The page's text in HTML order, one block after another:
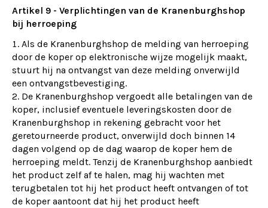
Artikel 9 - Verplichtingen van de Kranenburghshop
bij herroeping
Als de Kranenburghshop de melding van herroeping
door de koper op elektronische wijze mogelijk maakt,
stuurt hij na ontvangst van deze melding onverwijld
een ontvangstbevestiging.
De Kranenburghshop vergoedt alle betalingen van de
koper, inclusief eventuele leveringskosten door de
Kranenburghshop in rekening gebracht voor het
geretourneerde product, onverwijld doch binnen 14
dagen volgend op de dag waarop de koper hem de
herroeping meldt. Tenzij de Kranenburghshop aanbiedt
het product zelf af te halen, mag hij wachten met
terugbetalen tot hij het product heeft ontvangen of tot
de koper aantoont dat hij het product heeft